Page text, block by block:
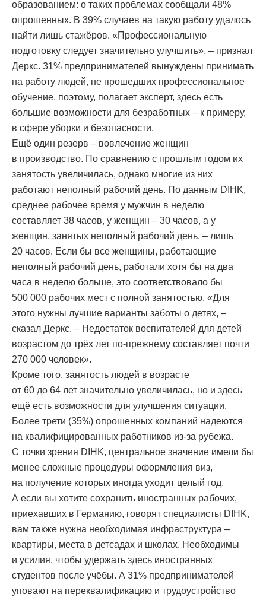
образованием: о таких проблемах сообщали 48%
опрошенных. В 39% случаев на такую работу удалось
найти лишь стажёров. «Профессиональную
подготовку следует значительно улучшить», – признал
Деркс. 31% предпринимателей вынуждены принимать
на работу людей, не прошедших профессиональное
обучение, поэтому, полагает эксперт, здесь есть
большие возможности для безработных – к примеру,
в сфере уборки и безопасности.
Ещё один резерв – вовлечение женщин
в производство. По сравнению с прошлым годом их
занятость увеличилась, однако многие из них
работают неполный рабочий день. По данным DIHK,
среднее рабочее время у мужчин в неделю
составляет 38 часов, у женщин – 30 часов, а у
женщин, занятых неполный рабочий день, – лишь
20 часов. Если бы все женщины, работающие
неполный рабочий день, работали хотя бы на два
часа в неделю больше, это соответствовало бы
500 000 рабочих мест с полной занятостью. «Для
этого нужны лучшие варианты заботы о детях, –
сказал Деркс. – Недостаток воспитателей для детей
возрастом до трёх лет по-прежнему составляет почти
270 000 человек».
Кроме того, занятость людей в возрасте
от 60 до 64 лет значительно увеличилась, но и здесь
ещё есть возможности для улучшения ситуации.
Более трети (35%) опрошенных компаний надеются
на квалифицированных работников из-за рубежа.
С точки зрения DIHK, центральное значение имели бы
менее сложные процедуры оформления виз,
на получение которых иногда уходит целый год.
А если вы хотите сохранить иностранных рабочих,
приехавших в Германию, говорят специалисты DIHK,
вам также нужна необходимая инфраструктура –
квартиры, места в детсадах и школах. Необходимы
и усилия, чтобы удержать здесь иностранных
студентов после учёбы. А 31% предпринимателей
уповают на переквалификацию и трудоустройство